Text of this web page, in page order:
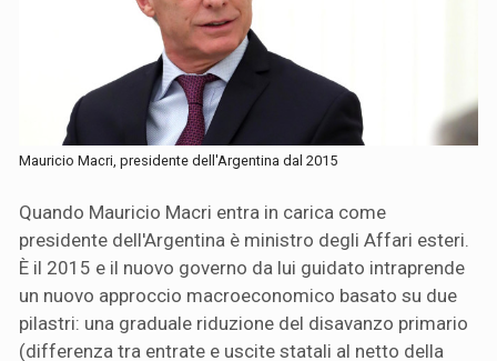
Mauricio Macri, presidente dell'Argentina dal 2015
Quando Mauricio Macri entra in carica come
presidente dell'Argentina è ministro degli Affari esteri.
È il 2015 e il nuovo governo da lui guidato intraprende
un nuovo approccio macroeconomico basato su due
pilastri: una graduale riduzione del disavanzo primario
(differenza tra entrate e uscite statali al netto della